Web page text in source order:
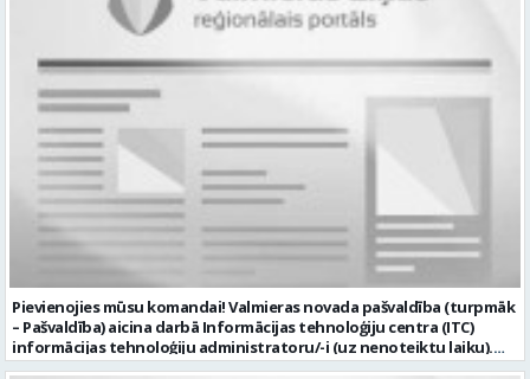
Pievienojies mūsu komandai! Valmieras novada pašvaldība (turpmāk
– Pašvaldība) aicina darbā Informācijas tehnoloģiju centra (ITC)
informācijas tehnoloģiju administratoru/-i (uz nenoteiktu laiku).
Darba vieta: Rūjienas un Naukšēnu apvienību teritorijās Ja Tev ir